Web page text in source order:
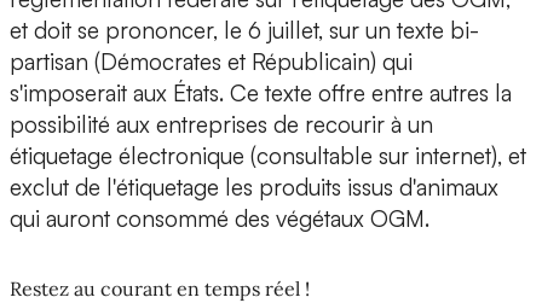
et doit se prononcer, le 6 juillet, sur un texte bi-
partisan (Démocrates et Républicain) qui
s'imposerait aux États. Ce texte offre entre autres la
possibilité aux entreprises de recourir à un
étiquetage électronique (consultable sur internet), et
exclut de l'étiquetage les produits issus d'animaux
qui auront consommé des végétaux OGM.
Restez au courant en temps réel !